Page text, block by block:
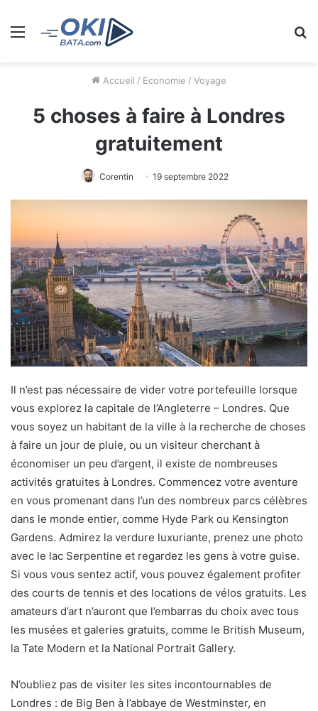
Menu
Accueil / Economie / Voyage
5 choses à faire à Londres
gratuitement
Corentin 19 septembre 2022
Il n’est pas nécessaire de vider votre portefeuille lorsque
vous explorez la capitale de l’Angleterre – Londres. Que
vous soyez un habitant de la ville à la recherche de choses
à faire un jour de pluie, ou un visiteur cherchant à
économiser un peu d’argent, il existe de nombreuses
activités gratuites à Londres. Commencez votre aventure
en vous promenant dans l’un des nombreux parcs célèbres
dans le monde entier, comme Hyde Park ou Kensington
Gardens. Admirez la verdure luxuriante, prenez une photo
avec le lac Serpentine et regardez les gens à votre guise.
Si vous vous sentez actif, vous pouvez également profiter
des courts de tennis et des locations de vélos gratuits. Les
amateurs d’art n’auront que l’embarras du choix avec tous
les musées et galeries gratuits, comme le British Museum,
la Tate Modern et la National Portrait Gallery.
N’oubliez pas de visiter les sites incontournables de
Londres : de Big Ben à l’abbaye de Westminster, en